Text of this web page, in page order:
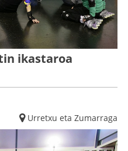
ikastaroa
Urretxu eta Zumarraga